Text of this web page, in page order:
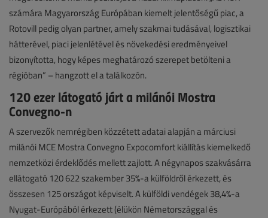
számára Magyarország Európában kiemelt jelentőségű piac, a
Rotovill pedig olyan partner, amely szakmai tudásával, logisztikai
hátterével, piaci jelenlétével és növekedési eredményeivel
bizonyította, hogy képes meghatározó szerepet betölteni a
régióban” – hangzott el a találkozón.
120 ezer látogató járt a milánói Mostra
Convegno-n
A szervezők nemrégiben közzétett adatai alapján a márciusi
milánói MCE Mostra Convegno Expocomfort kiállítás kiemelkedő
nemzetközi érdeklődés mellett zajlott. A négynapos szakvásárra
ellátogató 120 622 szakember 35%-a külföldről érkezett, és
összesen 125 országot képviselt. A külföldi vendégek 38,4%-a
Nyugat-Európából érkezett (élükön Németországgal és